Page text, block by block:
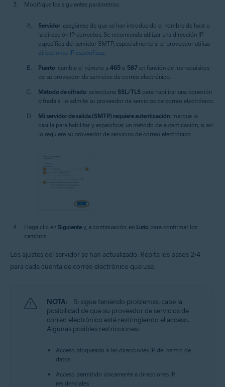
Modifique los siguientes parámetros:
Servidor: asegúrese de que se han introducido el nombre de host o
la dirección IP correctos. Se recomienda utilizar una dirección IP
específica del servidor SMTP, especialmente si el proveedor utiliza
direcciones IP específicas
Puerto: cambie el número a 465 o 587 en función de los requisitos
de su proveedor de servicios de correo electrónico.
Método de cifrado: seleccione SSL/TLS para habilitar una conexión
cifrada si lo admite su proveedor de servicios de correo electrónico.
Mi servidor de salida (SMTP) requiere autenticación: marque la
casilla para habilitar y especificar un método de autenticación, si así
lo requiere su proveedor de servicios de correo electrónico.
Haga clic en Siguiente y, a continuación, en Listo para confirmar los
cambios.
Los ajustes del servidor se han actualizado. Repita los pasos 2-4
para cada cuenta de correo electrónico que use.
NOTA:
Si sigue teniendo problemas, cabe la
posibilidad de que su proveedor de servicios de
correo electrónico esté restringiendo el acceso.
Algunas posibles restricciones:
Acceso bloqueado a las direcciones IP del centro de
datos
Acceso permitido únicamente a direcciones IP
residenciales